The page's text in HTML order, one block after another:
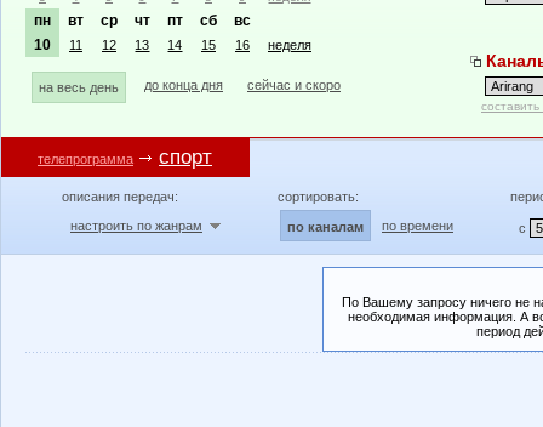
пн вт ср чт пт сб
вс
10
11 12 13 14 15 16 неделя
на весь день до конца дня сейчас и скоро
телепрограмма спорт
описания передач:
настроить по жанрам
сортировать:
по каналам по времени с
По Вашему запросу ничего не
необходимая информация. А
период